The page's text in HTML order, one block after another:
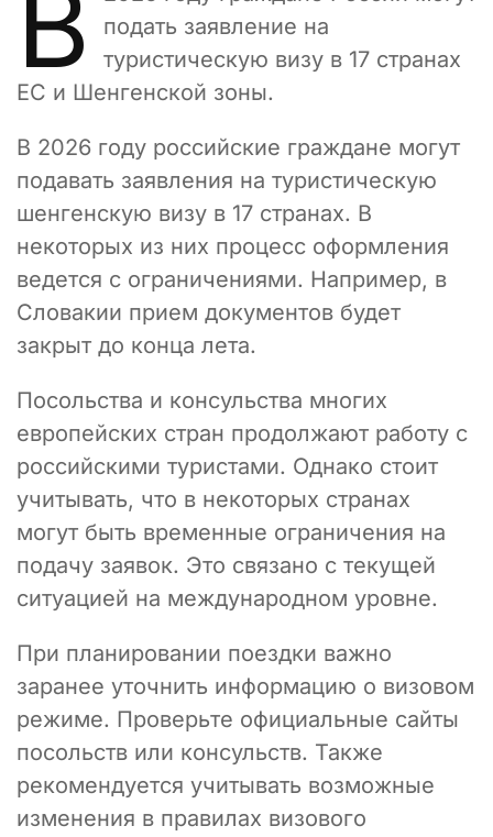
подать заявление на
туристическую визу в 17 странах
ЕС и Шенгенской зоны.
В 2026 году российские граждане могут
подавать заявления на туристическую
шенгенскую визу в 17 странах. В
некоторых из них процесс оформления
ведется с ограничениями. Например, в
Словакии прием документов будет
закрыт до конца лета.
Посольства и консульства многих
европейских стран продолжают работу с
российскими туристами. Однако стоит
учитывать, что в некоторых странах
могут быть временные ограничения на
подачу заявок. Это связано с текущей
ситуацией на международном уровне.
При планировании поездки важно
заранее уточнить информацию о визовом
режиме. Проверьте официальные сайты
посольств или консульств. Также
рекомендуется учитывать возможные
изменения в правилах визового